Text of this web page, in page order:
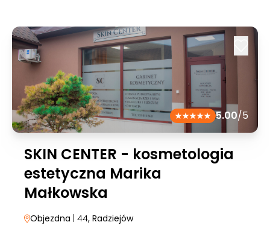
5.00/5
SKIN CENTER - kosmetologia
estetyczna Marika
Małkowska
Objezdna | 44, Radziejów